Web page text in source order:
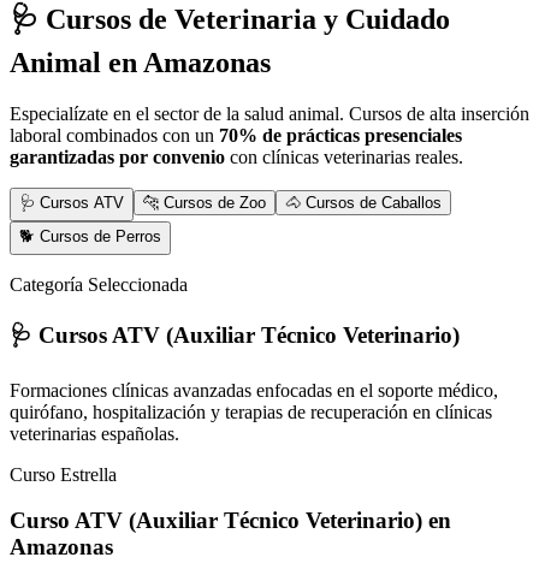
🩺 Cursos de Veterinaria y Cuidado
Animal en Amazonas
Especialízate en el sector de la salud animal. Cursos de alta inserción
laboral combinados con un 70% de prácticas presenciales
garantizadas por convenio con clínicas veterinarias reales.
🩺 Cursos ATV 🐆 Cursos de Zoo
🐴 Cursos de Caballos
🐕 Cursos de Perros
Categoría Seleccionada
🩺 Cursos ATV (Auxiliar Técnico Veterinario)
Formaciones clínicas avanzadas enfocadas en el soporte médico,
quirófano, hospitalización y terapias de recuperación en clínicas
veterinarias españolas.
Curso Estrella
Curso ATV (Auxiliar Técnico Veterinario) en
Amazonas